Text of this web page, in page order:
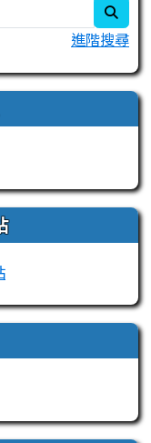
進階搜尋
link to https://